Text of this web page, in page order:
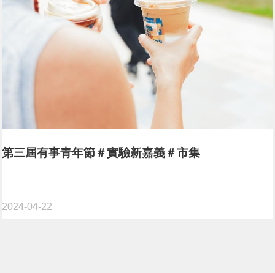
第三屆有事青年節＃實驗新嘉義＃市集
2024-04-22